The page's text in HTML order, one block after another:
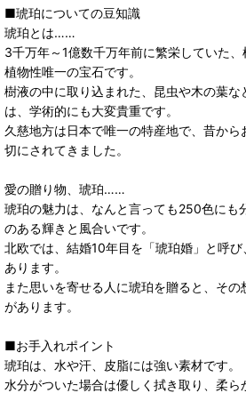
■琥珀についての豆知識
琥珀とは……
3千万年～1億数千万年前に繁栄していた、
植物性唯一の宝石です。
樹液の中に取り込まれた、昆虫や木の葉な
は、学術的にも大変貴重です。
久慈地方は日本で唯一の特産地で、昔か
切にされてきました。
愛の贈り物、琥珀……
琥珀の魅力は、なんと言っても250色にも
のある輝きと風合いです。
北欧では、結婚10年目を「琥珀婚」と呼
あります。
また思いを寄せる人に琥珀を贈ると、その
があります。
■お手入れポイント
琥珀は、水や汗、皮脂には強い素材です。
水分がついた場合は優しく拭き取り、柔ら